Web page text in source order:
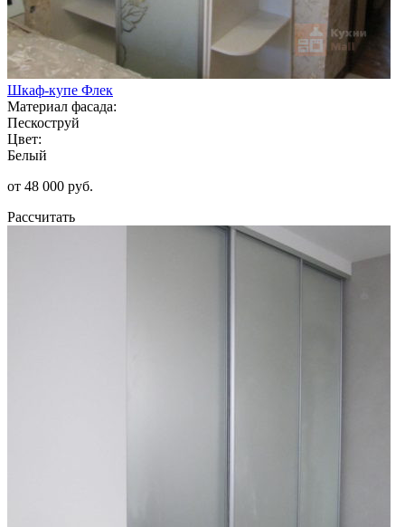
Шкаф-купе Флек
Материал фасада:
Пескоструй
Цвет:
Белый
от 48 000 руб.
Рассчитать